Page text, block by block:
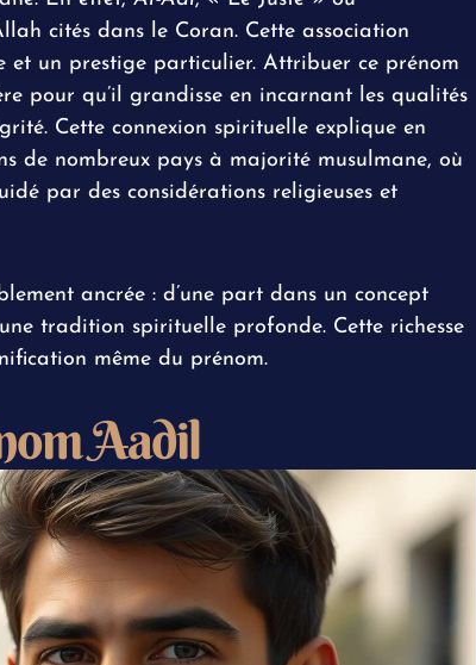
cités dans le Coran. Cette association
et un prestige particulier. Attribuer ce prénom
pour qu’il grandisse en incarnant les qualités
Cette connexion spirituelle explique en
de nombreux pays à majorité musulmane, où
par des considérations religieuses et
ancrée : d’une part dans un concept
tradition spirituelle profonde. Cette richesse
même du prénom.
Aadil